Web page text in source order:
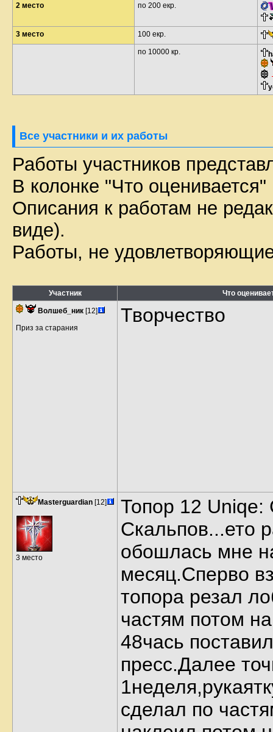
2 место по 200 екр.
3 место 100 екр.
по 10000 кр.
Все участники и их работы
Работы участников
В колонке "Что
Описания к работам не
виде).
Работы, не
Участник Что
Волшеб_ник [12]
Приз за старания
Творчество
Masterguardian [12]
3 место
Топор 12 Uniqe:
Скальпов...ето
обошлась мне
месяц.Сперво
топора резал
частям потом
48чась
пресс.Далее
сделал по